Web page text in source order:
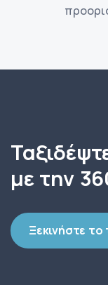
με την
Ξεκινήστε το